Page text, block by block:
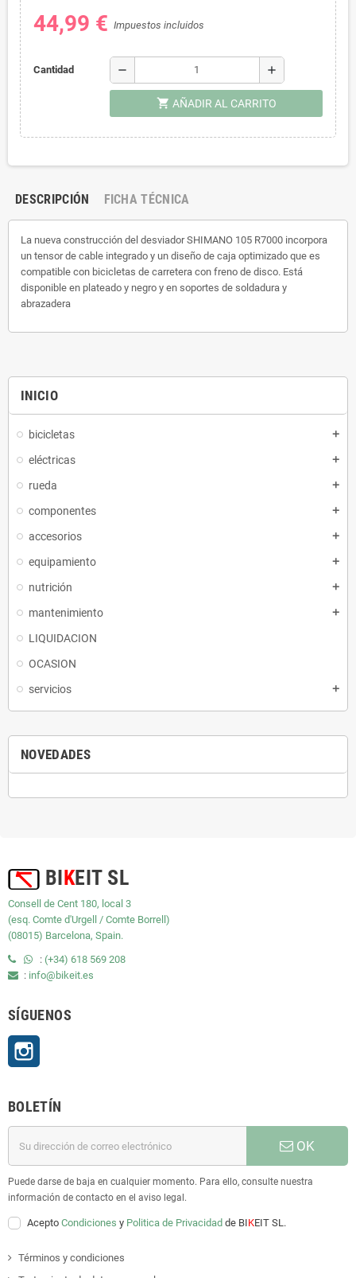
INICIO
bicicletas
eléctricas
rueda
componentes
accesorios
equipamiento
nutrición
mantenimiento
LIQUIDACION
OCASION
servicios
NOVEDADES
44,99 € Impuestos incluidos
Cantidad remove add
shopping_cart AÑADIR AL CARRITO
DESCRIPCIÓN FICHA TÉCNICA
La nueva construcción del desviador SHIMANO 105 R7000 incorpora
un tensor de cable integrado y un diseño de caja optimizado que es
compatible con bicicletas de carretera con freno de disco. Está
disponible en plateado y negro y en soportes de soldadura y
abrazadera
BIKEIT SL
Consell de Cent 180, local 3
(esq. Comte d'Urgell / Comte Borrell)
(08015) Barcelona, Spain.
: (+34) 618 569 208
: info@bikeit.es
SÍGUENOS
BOLETÍN
OK
Puede darse de baja en cualquier momento. Para ello, consulte nuestra
información de contacto en el aviso legal.
Acepto Condiciones y Politica de Privacidad de BIKEIT SL.
Términos y condiciones